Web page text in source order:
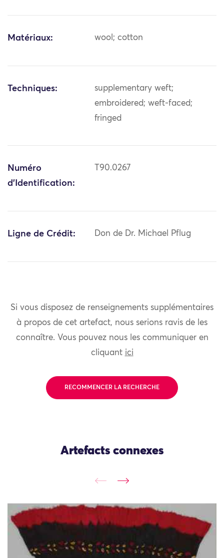
Matériaux: wool; cotton
Techniques:
supplementary weft;
embroidered; weft-faced;
fringed
Numéro
d'Identification:
T90.0267
Ligne de Crédit: Don de Dr. Michael Pflug
Si vous disposez de renseignements supplémentaires
à propos de cet artefact, nous serions ravis de les
connaître. Vous pouvez nous les communiquer en
cliquant ici
RECOMMENCER LA RECHERCHE
Artefacts connexes